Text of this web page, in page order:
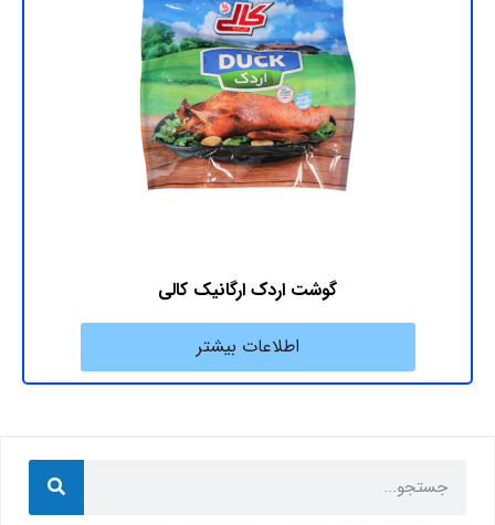
گوشت اردک ارگانیک کالی
اطلاعات بیشتر